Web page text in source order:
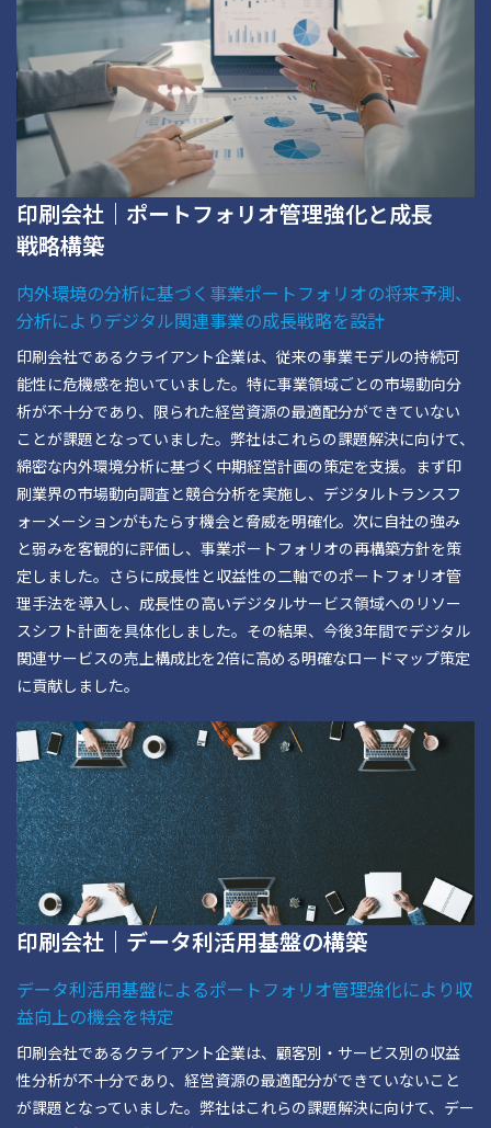
印刷会社｜ポートフォリオ管理強化と成長
戦略構築
内外環境の分析に基づく事業ポートフォリオの将来予測、
分析によりデジタル関連事業の成長戦略を設計
印刷会社であるクライアント企業は、従来の事業モデルの持続可
能性に危機感を抱いていました。特に事業領域ごとの市場動向分
析が不十分であり、限られた経営資源の最適配分ができていない
ことが課題となっていました。弊社はこれらの課題解決に向けて、
綿密な内外環境分析に基づく中期経営計画の策定を支援。まず印
刷業界の市場動向調査と競合分析を実施し、デジタルトランスフ
ォーメーションがもたらす機会と脅威を明確化。次に自社の強み
と弱みを客観的に評価し、事業ポートフォリオの再構築方針を策
定しました。さらに成長性と収益性の二軸でのポートフォリオ管
理手法を導入し、成長性の高いデジタルサービス領域へのリソー
スシフト計画を具体化しました。その結果、今後3年間でデジタル
関連サービスの売上構成比を2倍に高める明確なロードマップ策定
に貢献しました。
印刷会社｜データ利活用基盤の構築
データ利活用基盤によるポートフォリオ管理強化により収
益向上の機会を特定
印刷会社であるクライアント企業は、顧客別・サービス別の収益
性分析が不十分であり、経営資源の最適配分ができていないこと
が課題となっていました。弊社はこれらの課題解決に向けて、デー